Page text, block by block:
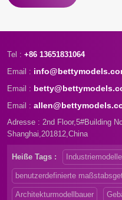
Tel : +86 13651831064
Email :
Email :
Email :
Adresse : 2nd Floor,5#Building
Shanghai,201812,China
Heiße Tags : Industriemodelle
benutzerdefinierte
Architekturmodellbauer